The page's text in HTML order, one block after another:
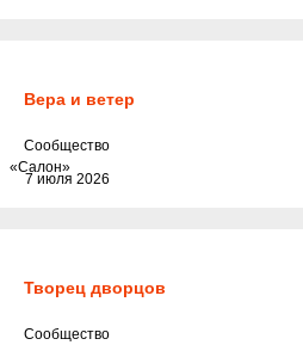
Вера и ветер
7 июля 2026
Cообщество
«Салон»
Творец дворцов
Cообщество